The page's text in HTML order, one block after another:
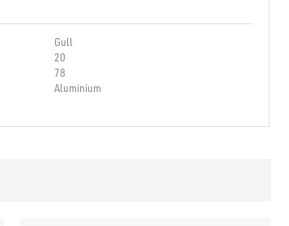
Gull
20
78
Aluminium